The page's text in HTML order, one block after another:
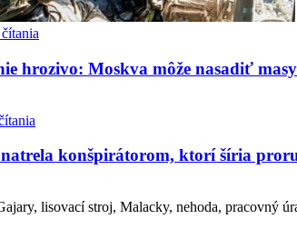
hrozivo: Moskva môže nasadiť
konšpirátorom, ktorí šíria
lisovací stroj, Malacky, nehoda, pracovný